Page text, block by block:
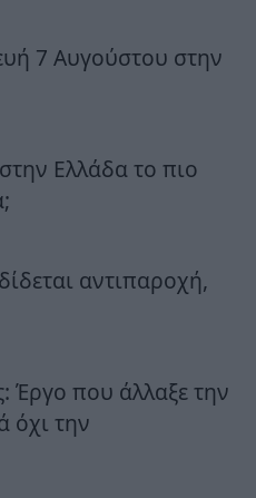
7 Αυγούστου στην
Ελλάδα το πιο
αντιπαροχή,
Έργο που άλλαξε την
όχι την